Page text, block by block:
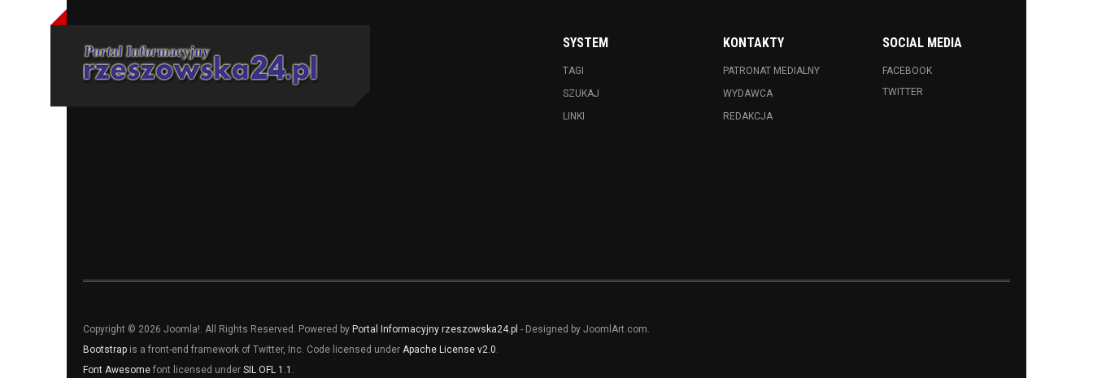
SYSTEM
TAGI
SZUKAJ
LINKI
KONTAKTY
PATRONAT MEDIALNY
WYDAWCA
REDAKCJA
SOCIAL MEDIA
FACEBOOK
TWITTER
Copyright © 2026 Joomla!. All Rights Reserved. Powered by Portal Informacyjny rzeszowska24.pl - Designed by JoomlArt.com.
Bootstrap is a front-end framework of Twitter, Inc. Code licensed under Apache License v2.0.
Font Awesome font licensed under SIL OFL 1.1 .